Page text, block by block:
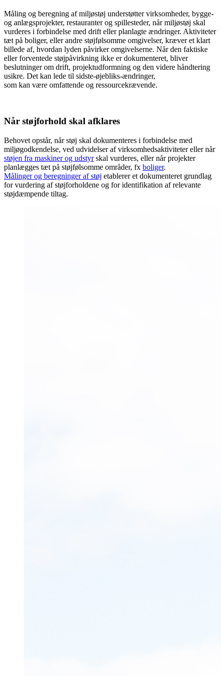
Måling og beregning af miljøstøj understøtter virksomheder, bygge-
og anlægsprojekter, restauranter og spillesteder, når miljøstøj skal
vurderes i forbindelse med drift eller planlagte ændringer. Aktiviteter
tæt på boliger, eller andre støjfølsomme omgivelser, kræver et klart
billede af, hvordan lyden påvirker omgivelserne. Når den faktiske
eller forventede støjpåvirkning ikke er dokumenteret, bliver
beslutninger om drift, projektudformning og den videre håndtering
usikre. Det kan lede til sidste-øjebliks-ændringer,
som kan være omfattende og ressourcekrævende.
Når støjforhold skal afklares
Behovet opstår, når støj skal dokumenteres i forbindelse med
miljøgodkendelse, ved udvidelser af virksomhedsaktiviteter eller når
støjen fra maskiner og udstyrskal vurderes, eller når projekter
planlægges tæt på støjfølsomme områder, fx boliger.
Målinger og beregninger af støj etablerer et dokumenteret grundlag
for vurdering af støjforholdene og for identifikation af relevante
støjdæmpende tiltag.